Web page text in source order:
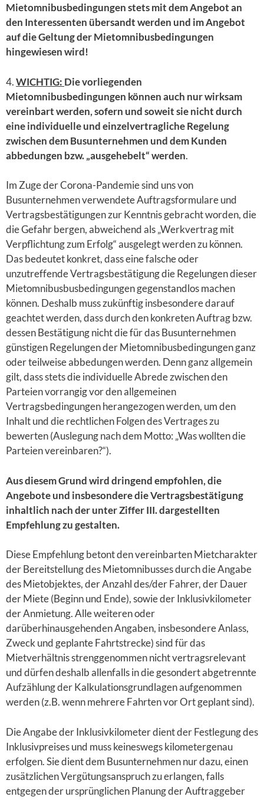
Mietomnibusbedingungen stets mit dem Angebot an
den Interessenten übersandt werden und im Angebot
auf die Geltung der Mietomnibusbedingungen
hingewiesen wird!
4.WICHTIG: Die vorliegenden
Mietomnibusbedingungen können auch nur wirksam
vereinbart werden, sofern und soweit sie nicht durch
eine individuelle und einzelvertragliche Regelung
zwischen dem Busunternehmen und dem Kunden
abbedungen bzw. „ausgehebelt“ werden.
Im Zuge der Corona-Pandemie sind uns von
Busunternehmen verwendete Auftragsformulare und
Vertragsbestätigungen zur Kenntnis gebracht worden, die
die Gefahr bergen, abweichend als „Werkvertrag mit
Verpflichtung zum Erfolg“ ausgelegt werden zu können.
Das bedeutet konkret, dass eine falsche oder
unzutreffende Vertragsbestätigung die Regelungen dieser
Mietomnibusbusbedingungen gegenstandlos machen
können. Deshalb muss zukünftig insbesondere darauf
geachtet werden, dass durch den konkreten Auftrag bzw.
dessen Bestätigung nicht die für das Busunternehmen
günstigen Regelungen der Mietomnibusbedingungen ganz
oder teilweise abbedungen werden. Denn ganz allgemein
gilt, dass stets die individuelle Abrede zwischen den
Parteien vorrangig vor den allgemeinen
Vertragsbedingungen herangezogen werden, um den
Inhalt und die rechtlichen Folgen des Vertrages zu
bewerten (Auslegung nach dem Motto: „Was wollten die
Parteien vereinbaren?“).
Aus diesem Grund wird dringend empfohlen, die
Angebote und insbesondere die Vertragsbestätigung
inhaltlich nach der unter Ziffer III. dargestellten
Empfehlung zu gestalten.
Diese Empfehlung betont den vereinbarten Mietcharakter
der Bereitstellung des Mietomnibusses durch die Angabe
des Mietobjektes, der Anzahl des/der Fahrer, der Dauer
der Miete (Beginn und Ende), sowie der Inklusivkilometer
der Anmietung. Alle weiteren oder
darüberhinausgehenden Angaben, insbesondere Anlass,
Zweck und geplante Fahrtstrecke) sind für das
Mietverhältnis strenggenommen nicht vertragsrelevant
und dürfen deshalb allenfalls in die gesondert abgetrennte
Aufzählung der Kalkulationsgrundlagen aufgenommen
werden (z.B. wenn mehrere Fahrten vor Ort geplant sind).
Die Angabe der Inklusivkilometer dient der Festlegung des
Inklusivpreises und muss keineswegs kilometergenau
erfolgen. Sie dient dem Busunternehmen nur dazu, einen
zusätzlichen Vergütungsanspruch zu erlangen, falls
entgegen der ursprünglichen Planung der Auftraggeber